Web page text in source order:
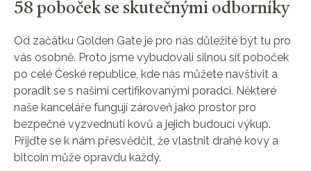
58 poboček se skutečnými odborníky
Od začátku Golden Gate je pro nás důležité být tu pro
vás osobně. Proto jsme vybudovali silnou síť poboček
po celé České republice, kde nás můžete navštívit a
poradit se s našimi certifikovanými poradci. Některé
naše kanceláře fungují zároveň jako prostor pro
bezpečné vyzvednutí kovů a jejich budoucí výkup.
Přijďte se k nám přesvědčit, že vlastnit drahé kovy a
bitcoin může opravdu každý.